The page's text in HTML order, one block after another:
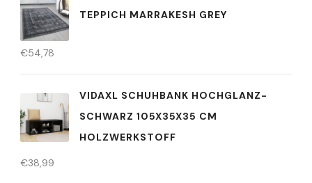
TEPPICH MARRAKESH GREY
€54,78
VIDAXL SCHUHBANK HOCHGLANZ-
SCHWARZ 105X35X35 CM
HOLZWERKSTOFF
€38,99